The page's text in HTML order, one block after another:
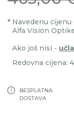
* Navedenu cijenu
Alfa Vision
Ako još nisi -
Redovna cijena:
BESPLATNA
DOSTAVA